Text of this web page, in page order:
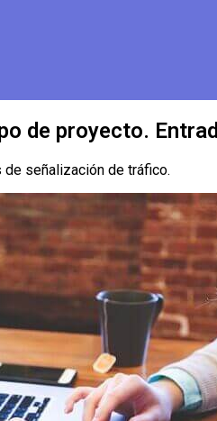
de proyecto.
señalización de tráfico.